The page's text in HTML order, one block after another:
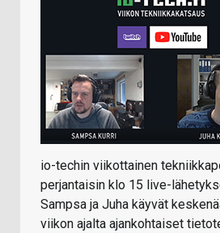
io-techin viikottainen
perjantaisin klo 15 live-
Sampsa ja Juha käyvät
viikon ajalta ajankohtaiset